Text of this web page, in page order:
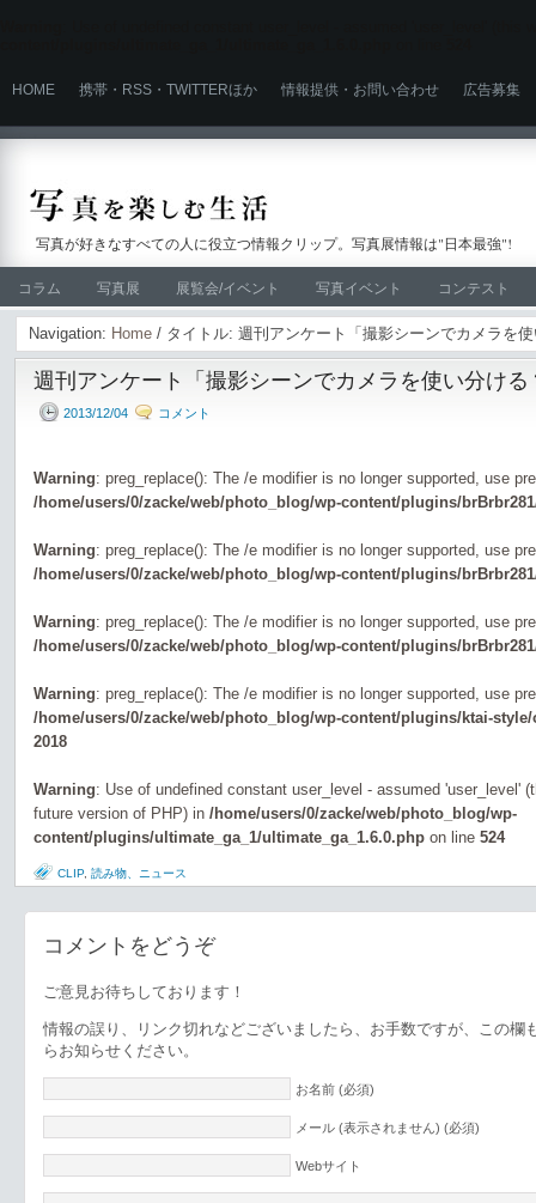
HOME 携帯・RSS・TWITTERほか 情報提供・お問い合わせ 広告募集
写真が好きなすべての人に役立つ情報クリップ。写真展情報は"日本最強"!
コラム 写真展 展覧会/イベント 写真イベント コンテスト
Navigation: Home / タイトル: 週刊アンケート「撮影シーンでカメラを
週刊アンケート「撮影シーンでカメラを使い分ける
2013/12/04 コメント
Warning: preg_replace(): The /e modifier is no longer supported, use
/home/users/0/zacke/web/photo_blog/wp-content/plugins/
Warning: preg_replace(): The /e modifier is no longer supported, use
/home/users/0/zacke/web/photo_blog/wp-content/plugins/
Warning: preg_replace(): The /e modifier is no longer supported, use
/home/users/0/zacke/web/photo_blog/wp-content/plugins/
Warning: preg_replace(): The /e modifier is no longer supported, use
/home/users/0/zacke/web/photo_blog/wp-content/plugins/ktai-
2018
Warning: Use of undefined constant user_level - assumed 'user_level'
future version of PHP) in /home/users/0/zacke/web/photo_blog/wp-
content/plugins/ultimate_ga_1/ultimate_ga_1.6.0.php on line 524
CLIP, 読み物、ニュース
コメントをどうぞ
ご意見お待ちしております！
情報の誤り、リンク切れなどございましたら、お手数ですが、この欄
らお知らせください。
お名前 (必須)
メール (表示されません) (必須)
Webサイト